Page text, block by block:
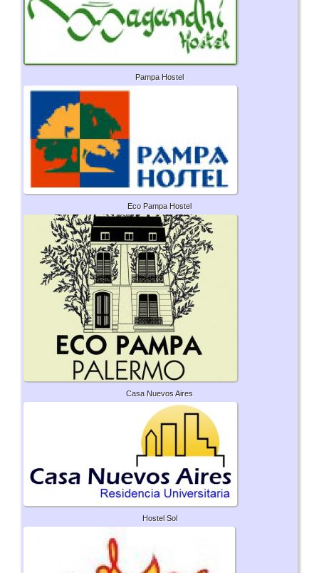
Pampa Hostel
Eco Pampa Hostel
Casa Nuevos Aires
Hostel Sol